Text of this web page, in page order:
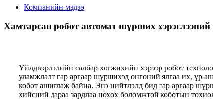
Компанийн мэдээ
Хамтарсан робот автомат шүрших хэрэглээний
Үйлдвэрлэлийн салбар хөгжихийн хэрээр робот
уламжлалт гар аргаар шүршихэд өнгөний ялгаа их, үр
кобот ашиглаж байна. Энэ нийтлэлд бид гар аргаар
хийсний дараа зардлаа нөхөх боломжтой коботын